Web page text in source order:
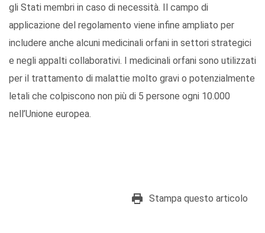
gli Stati membri in caso di necessità. Il campo di
applicazione del regolamento viene infine ampliato per
includere anche alcuni medicinali orfani in settori strategici
e negli appalti collaborativi. I medicinali orfani sono utilizzati
per il trattamento di malattie molto gravi o potenzialmente
letali che colpiscono non più di 5 persone ogni 10.000
nell’Unione europea.
Stampa questo articolo